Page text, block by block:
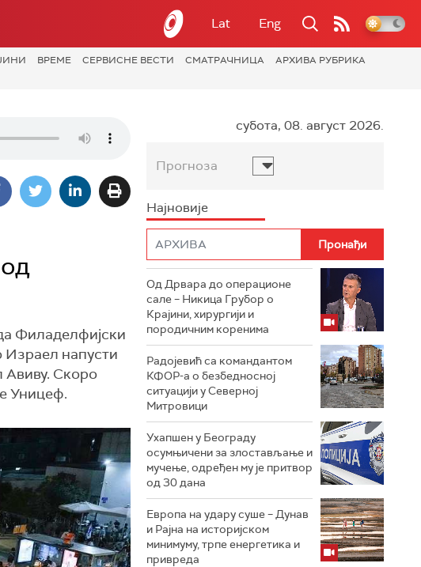
Lat Eng
ВРЕМЕ СЕРВИСНЕ ВЕСТИ СМАТРАЧНИЦА
АРХИВА РУБРИКА
Филаделфијски
Израел напусти
Авиву. Скоро
Уницеф.
субота, 08. август 2026.
Прогноза
Најновије
Од Дрвара до операционе
сале – Никица Грубор о
Крајини, хирургији и
породичним коренима
Радојевић са командантом
КФОР-а о безбедносној
ситуацији у Северној
Митровици
Ухапшен у Београду
осумњичени за злостављање и
мучење, одређен му је притвор
од 30 дана
Европа на удару суше – Дунав
и Рајна на историјском
минимуму, трпе енергетика и
привреда